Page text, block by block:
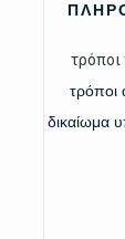
τρόποι
δικαίωμα